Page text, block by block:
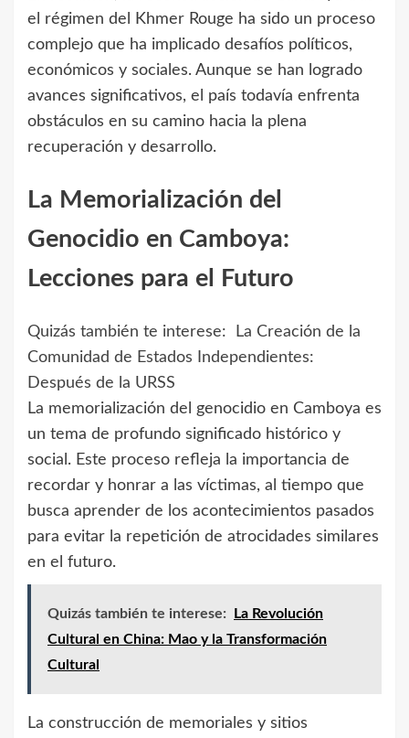
el régimen del Khmer Rouge ha sido un proceso
complejo que ha implicado desafíos políticos,
económicos y sociales. Aunque se han logrado
avances significativos, el país todavía enfrenta
obstáculos en su camino hacia la plena
recuperación y desarrollo.
La Memorialización del
Genocidio en Camboya:
Lecciones para el Futuro
Quizás también te interese:
La Creación de la
Comunidad de Estados Independientes:
Después de la URSS
La memorialización del genocidio en Camboya es
un tema de profundo significado histórico y
social. Este proceso refleja la importancia de
recordar y honrar a las víctimas, al tiempo que
busca aprender de los acontecimientos pasados
para evitar la repetición de atrocidades similares
en el futuro.
Quizás también te interese:
La Revolución
Cultural en China: Mao y la Transformación
Cultural
La construcción de memoriales y sitios